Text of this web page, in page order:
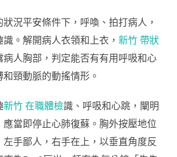
況平安條件下，呼喚、拍打病人，
。解開病人衣領和上衣， 新竹 帶狀
病人胸部，判定能否有有用呼吸和心
頸動脈的動搖情形。
新竹 在職體檢識、呼吸和心跳，闡明
當即停止心肺復蘇。胸外按壓地位
手鄙人，右手在上，以垂直角度反